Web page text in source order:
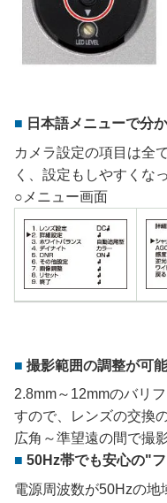
日本語メニューで分
カメラ設定の項目は全
く、設定もしやすくな
○メニュー画面
撮影範囲の調整が可能
2.8mm～12mmのバリ
すので、レンズの交換
広角～準望遠の間で撮
50Hz帯でも安心の"
電源周波数が50Hzの地